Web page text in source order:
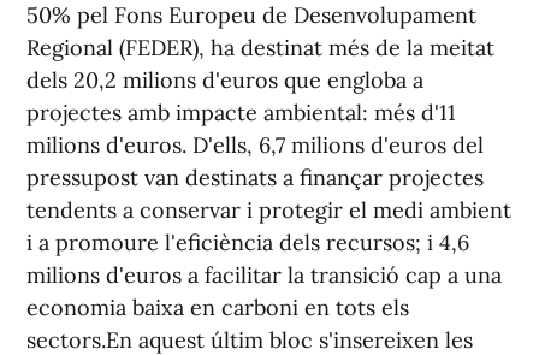
50% pel Fons Europeu de Desenvolupament
Regional (FEDER), ha destinat més de la meitat
dels 20,2 milions d'euros que engloba a
projectes amb impacte ambiental: més d'11
milions d'euros. D'ells, 6,7 milions d'euros del
pressupost van destinats a finançar projectes
tendents a conservar i protegir el medi ambient
i a promoure l'eficiència dels recursos; i 4,6
milions d'euros a facilitar la transició cap a una
economia baixa en carboni en tots els
sectors.En aquest últim bloc s'insereixen les